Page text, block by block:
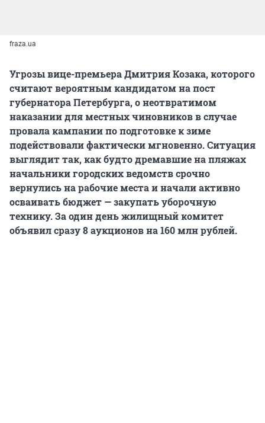
fraza.ua
Угрозы вице-премьера Дмитрия Козака, которого
считают вероятным кандидатом на пост
губернатора Петербурга, о неотвратимом
наказании для местных чиновников в случае
провала кампании по подготовке к зиме
подействовали фактически мгновенно. Ситуация
выглядит так, как будто дремавшие на пляжах
начальники городских ведомств срочно
вернулись на рабочие места и начали активно
осваивать бюджет — закупать уборочную
технику. За один день жилищный комитет
объявил сразу 8 аукционов на 160 млн рублей.